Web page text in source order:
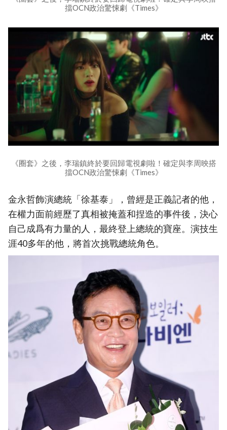
擋OCN政治驚悚劇《Times》
《圈套》之後，李瑞鎮終於要回歸電視劇啦！確定與李周映搭
擋OCN政治驚悚劇《Times》
金永哲飾演總統「徐基泰」，曾經是正義記者的他，
在權力面前經歷了真相被掩蓋和捏造的事件後，決心
自己成爲有力量的人，最終登上總統的寶座。演技生
涯40多年的他，將首次挑戰總統角色。